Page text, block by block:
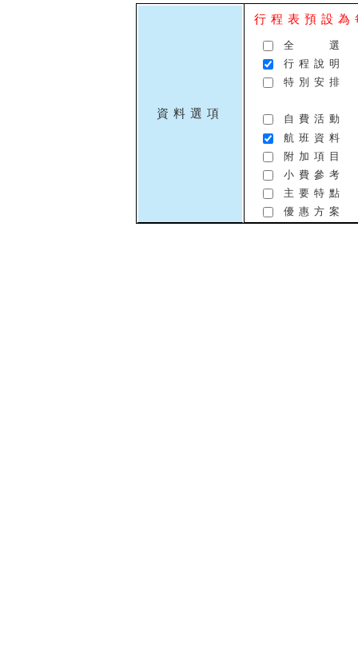
資料選項
行程表預設
全 選
行程說明
特別安排
自費活動
航班資料
附加項目
小費參考
主要特點
優惠方案